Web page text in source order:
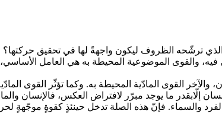
الذي ترشّحه الظروف ليكون واجهةً لها في تحقيق حركتها؟
والقوى الموضوعية المحيطة به هي العامل
القوى‏ المادّية المحيطة به. وكما تؤثّر القوى
إلّابقدر ما يوجد مبرّر لافتراض العكس، فالإنسان
والسماء. فإنّ هذه الصلة تدخل حينئذٍ كقوةٍ موجّهةٍ